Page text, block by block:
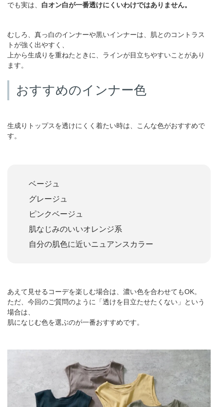
でも実は、 白オン白が一番透けにくいわけではありません。
むしろ、真っ白のインナーや黒いインナーは、肌とのコントラス
トが強く出やすく、
上から生成りを重ねたときに、ラインが目立ちやすいことがあり
ます。
おすすめのインナー色
生成りトップスを透けにくく着たい時は、こんな色がおすすめで
す。
ベージュ
グレージュ
ピンクベージュ
肌なじみのいいオレンジ系
自分の肌色に近いニュアンスカラー
あえて見せるコーデを楽しむ場合は、濃い色を合わせてもOK。
ただ、今回のご質問のように「透けを目立たせたくない」という
場合は、
肌になじむ色を選ぶのが一番おすすめです。